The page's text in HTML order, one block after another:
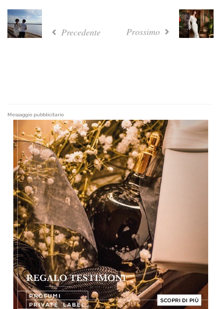
Precedente Prossimo
Messaggio pubblicitario